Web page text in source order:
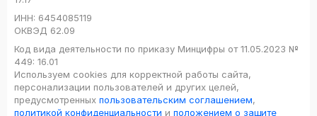
ИНН: 6454085119
ОКВЭД 62.09
Код вида деятельности по приказу Минцифры от 11.05.2023 №
449: 16.01
Используем cookies для корректной работы сайта,
персонализации пользователей и других целей,
предусмотренных пользовательским соглашением,
политикой конфиденциальности и положением о защите